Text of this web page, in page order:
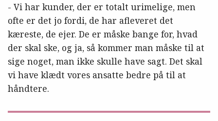
- Vi har kunder, der er totalt urimelige, men
ofte er det jo fordi, de har afleveret det
kæreste, de ejer. De er måske bange for, hvad
der skal ske, og ja, så kommer man måske til at
sige noget, man ikke skulle have sagt. Det skal
vi have klædt vores ansatte bedre på til at
håndtere.